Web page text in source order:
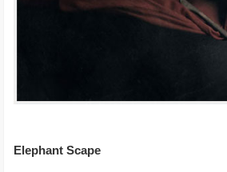
Elephant Scape